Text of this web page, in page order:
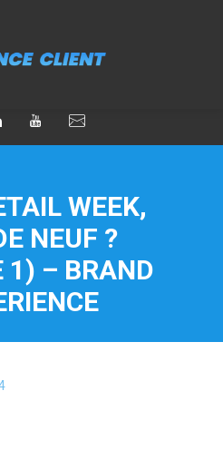
WEEK,
NEUF ?
1) – BRAND